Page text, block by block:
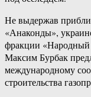
Не выдержав
«Анаконды»,
фракции
Максим Бурбак
международному
строительства